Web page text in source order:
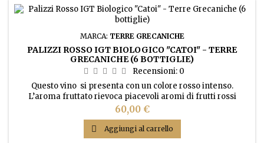
MARCA: TERRE GRECANICHE
PALIZZI ROSSO IGT BIOLOGICO "CATOI" - TERRE
GRECANICHE (6 BOTTIGLIE)
Recensioni: 0
Questo vino si presenta con un colore rosso intenso.
L’aroma fruttato rievoca piacevoli aromi di frutti rossi
maturi. Al gusto è armonico morbido e persistente.
Prezzo
60,00 €
 Aggiungi al carrello